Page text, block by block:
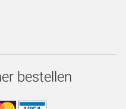
bestellen